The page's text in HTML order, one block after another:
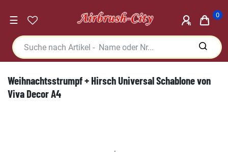
☰ 0
Weihnachtsstrumpf + Hirsch Universal Schablone von
Viva Decor A4